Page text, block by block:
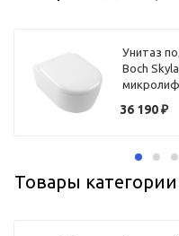
Унитаз
Boch
36 190₽
Товары категории